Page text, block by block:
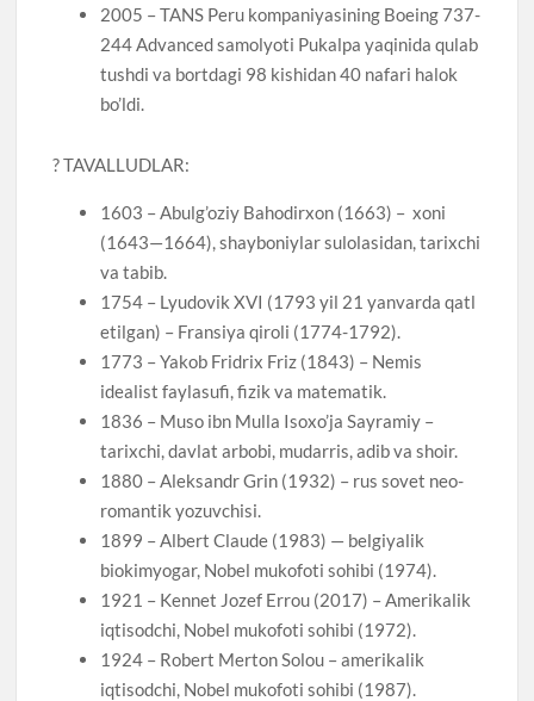
2005 – TANS Peru kompaniyasining Boeing 737-
244 Advanced samolyoti Pukalpa yaqinida qulab
tushdi va bortdagi 98 kishidan 40 nafari halok
bo’ldi.
? TAVALLUDLAR:
1603 – Abulg’oziy Bahodirxon (1663) – xoni
(1643—1664), shayboniylar sulolasidan, tarixchi
va tabib.
1754 – Lyudovik XVI (1793 yil 21 yanvarda qatl
etilgan) – Fransiya qiroli (1774-1792).
1773 – Yakob Fridrix Friz (1843) – Nemis
idealist faylasufi, fizik va matematik.
1836 – Muso ibn Mulla Isoxo’ja Sayramiy –
tarixchi, davlat arbobi, mudarris, adib va shoir.
1880 – Aleksandr Grin (1932) – rus sovet neo-
romantik yozuvchisi.
1899 – Albert Claude (1983) — belgiyalik
biokimyogar, Nobel mukofoti sohibi (1974).
1921 – Kennet Jozef Errou (2017) – Amerikalik
iqtisodchi, Nobel mukofoti sohibi (1972).
1924 – Robert Merton Solou – amerikalik
iqtisodchi, Nobel mukofoti sohibi (1987).